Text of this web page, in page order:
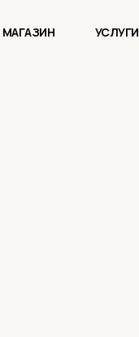
МАГАЗИН УСЛУГИ